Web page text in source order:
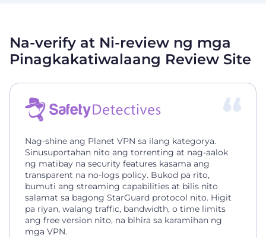
Na-verify at Ni-review ng mga
Pinagkakatiwalaang Review Site
Nag-shine ang Planet VPN sa ilang kategorya.
Sinusuportahan nito ang torrenting at nag-aalok
ng matibay na security features kasama ang
transparent na no-logs policy. Bukod pa rito,
bumuti ang streaming capabilities at bilis nito
salamat sa bagong StarGuard protocol nito. Higit
pa riyan, walang traffic, bandwidth, o time limits
ang free version nito, na bihira sa karamihan ng
mga VPN.